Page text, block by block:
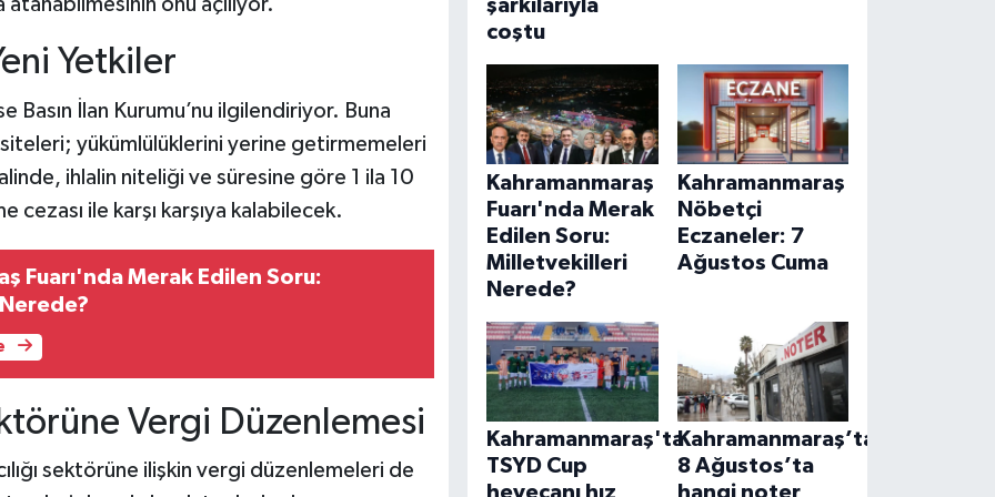
atanabilmesinin önü açılıyor.
Yetkiler
İlan Kurumu’nu ilgilendiriyor. Buna
yükümlülüklerini yerine getirmemeleri
ihlalin niteliği ve süresine göre 1 ila 10
cezası ile karşı karşıya kalabilecek.
Fuarı'nda Merak Edilen Soru:
Vergi Düzenlemesi
sektörüne ilişkin vergi düzenlemeleri de
şarkılarıyla
coştu
Kahramanmaraş
Fuarı'nda Merak
Edilen Soru:
Milletvekilleri
Nerede?
Kahramanmaraş
Nöbetçi
Eczaneler: 7
Ağustos Cuma
Kahramanmaraş'ta
TSYD Cup
Kahramanmaraş’ta
8 Ağustos’ta